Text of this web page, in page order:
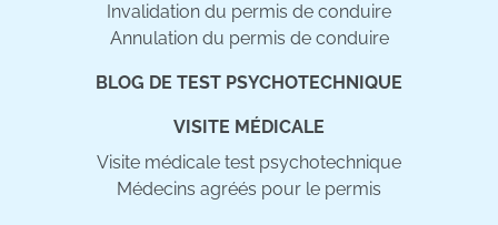
Invalidation du permis de conduire
Annulation du permis de conduire
BLOG DE TEST PSYCHOTECHNIQUE
VISITE MÉDICALE
Visite médicale test psychotechnique
Médecins agréés pour le permis